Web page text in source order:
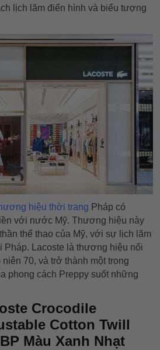
lịch lãm điển hình và biểu tượng
hiệu thời trang Pháp có
với nước Mỹ. Thương hiệu này
thể thao của Mỹ, với sự lịch lãm
Pháp. Lacoste là thương hiệu nổi
70, và trở thành một trong
phong cách Preppy suốt những
Crocodile
Cotton Twill
Màu Xanh Nhạt